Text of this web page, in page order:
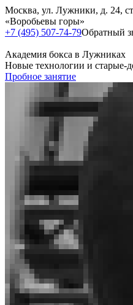
Москва, ул. Лужники, д. 24,
«Воробьевы горы»
+7 (495) 507-74-79Обратный
Академия бокса в Лужниках
Новые технологии и старые-
Пробное занятие